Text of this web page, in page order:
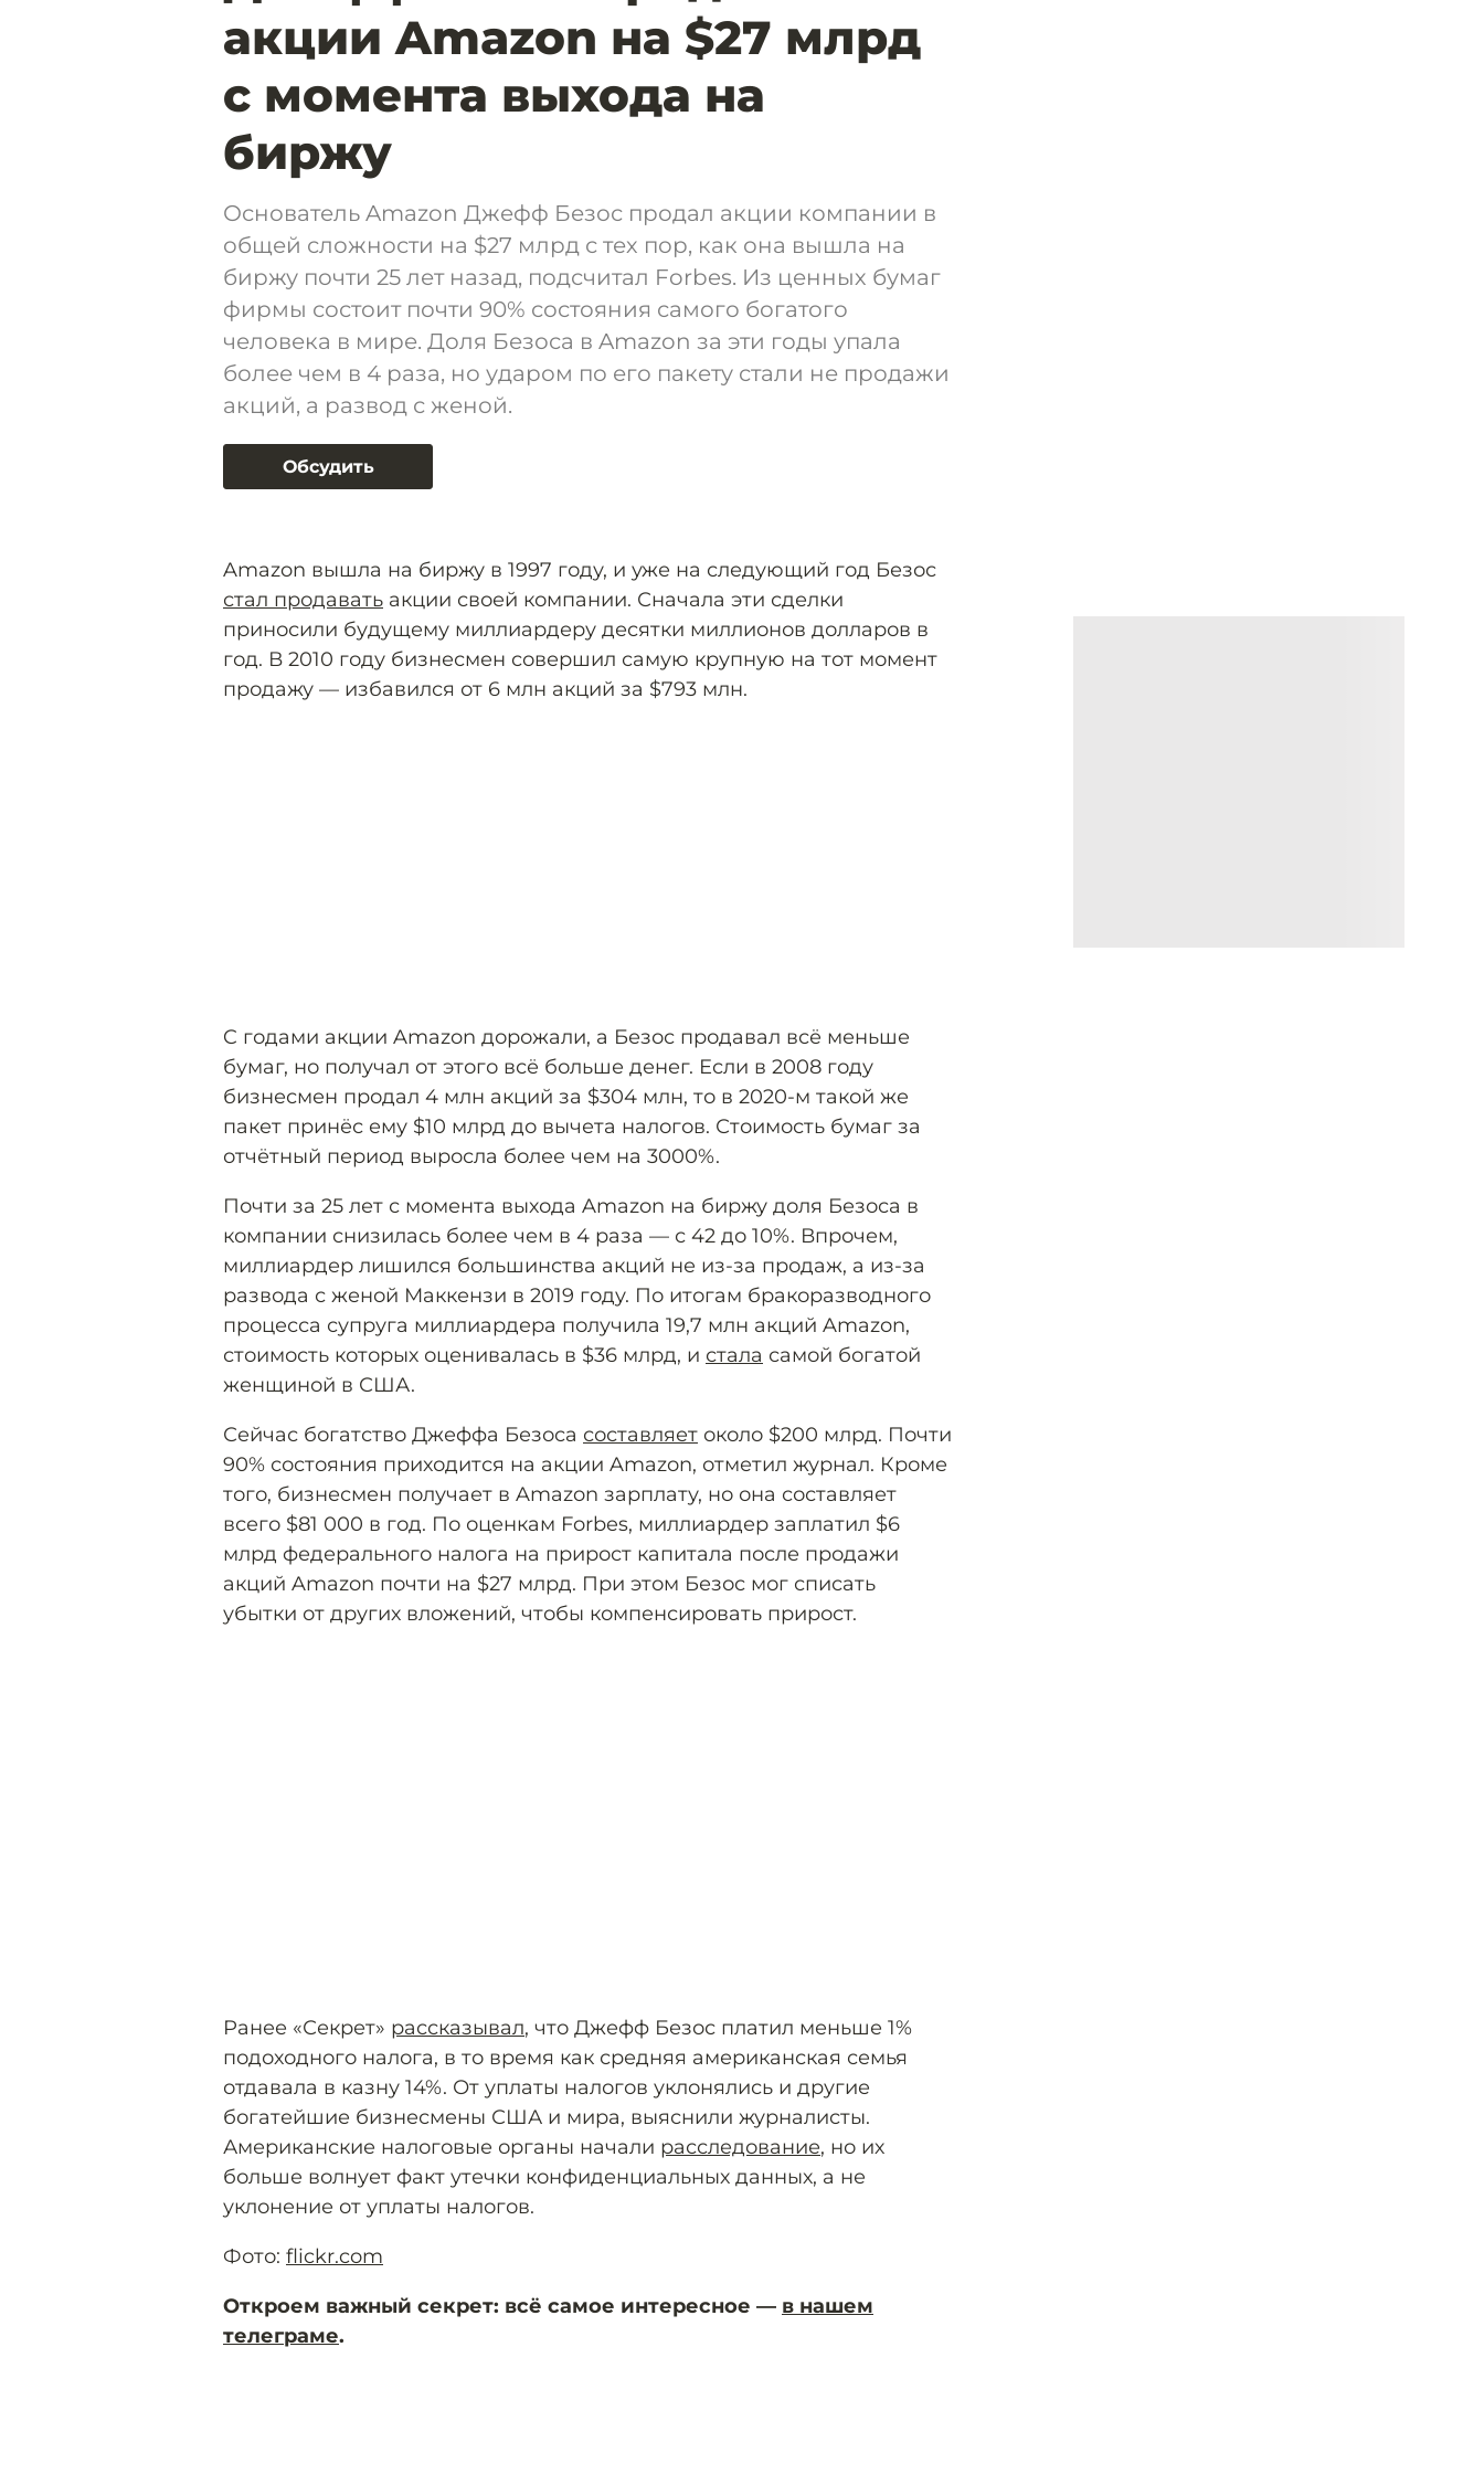
акции Amazon на $27 млрд
с момента выхода на
биржу
Основатель Amazon Джефф Безос продал акции компании в
общей сложности на $27 млрд с тех пор, как она вышла на
биржу почти 25 лет назад, подсчитал Forbes. Из ценных бумаг
фирмы состоит почти 90% состояния самого богатого
человека в мире. Доля Безоса в Amazon за эти годы упала
более чем в 4 раза, но ударом по его пакету стали не продажи
акций, а развод с женой.
Обсудить
Amazon вышла на биржу в 1997 году, и уже на следующий год Безос
стал продавать акции своей компании. Сначала эти сделки
приносили будущему миллиардеру десятки миллионов долларов в
год. В 2010 году бизнесмен совершил самую крупную на тот момент
продажу — избавился от 6 млн акций за $793 млн.
C годами акции Amazon дорожали, а Безос продавал всё меньше
бумаг, но получал от этого всё больше денег. Если в 2008 году
бизнесмен продал 4 млн акций за $304 млн, то в 2020-м такой же
пакет принёс ему $10 млрд до вычета налогов. Стоимость бумаг за
отчётный период выросла более чем на 3000%.
Почти за 25 лет с момента выхода Amazon на биржу доля Безоса в
компании снизилась более чем в 4 раза — с 42 до 10%. Впрочем,
миллиардер лишился большинства акций не из-за продаж, а из-за
развода с женой Маккензи в 2019 году. По итогам бракоразводного
процесса супруга миллиардера получила 19,7 млн акций Amazon,
стоимость которых оценивалась в $36 млрд, и стала самой богатой
женщиной в США.
Сейчас богатство Джеффа Безоса составляет около $200 млрд. Почти
90% состояния приходится на акции Amazon, отметил журнал. Кроме
того, бизнесмен получает в Amazon зарплату, но она составляет
всего $81 000 в год. По оценкам Forbes, миллиардер заплатил $6
млрд федерального налога на прирост капитала после продажи
акций Amazon почти на $27 млрд. При этом Безос мог списать
убытки от других вложений, чтобы компенсировать прирост.
Ранее «Секрет» рассказывал, что Джефф Безос платил меньше 1%
подоходного налога, в то время как средняя американская семья
отдавала в казну 14%. От уплаты налогов уклонялись и другие
богатейшие бизнесмены США и мира, выяснили журналисты.
Американские налоговые органы начали расследование, но их
больше волнует факт утечки конфиденциальных данных, а не
уклонение от уплаты налогов.
Фото: flickr.com
Откроем важный секрет: всё самое интересное — в нашем
телеграме.